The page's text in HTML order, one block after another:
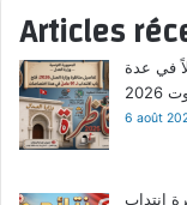
Articles
مهنية لانتداب 87 عاملاً في عدة
6 août
انتداب